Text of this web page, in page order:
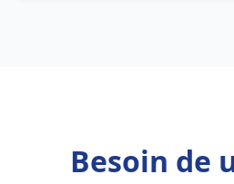
Besoin de